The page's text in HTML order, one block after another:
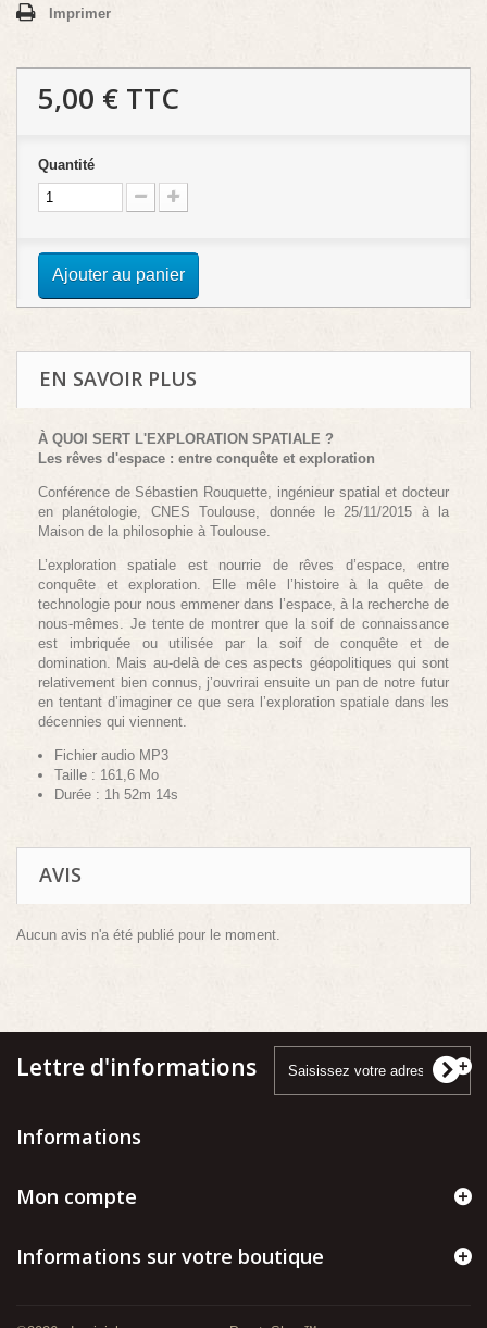
Imprimer
5,00 € TTC
Quantité
Ajouter au panier
EN SAVOIR PLUS
À QUOI SERT L'EXPLORATION SPATIALE ?
Les rêves d'espace : entre conquête et exploration
Conférence de Sébastien Rouquette, ingénieur spatial et docteur
en planétologie, CNES Toulouse, donnée le 25/11/2015 à la
Maison de la philosophie à Toulouse.
L’exploration spatiale est nourrie de rêves d’espace, entre
conquête et exploration. Elle mêle l’histoire à la quête de
technologie pour nous emmener dans l’espace, à la recherche de
nous-mêmes. Je tente de montrer que la soif de connaissance
est imbriquée ou utilisée par la soif de conquête et de
domination. Mais au-delà de ces aspects géopolitiques qui sont
relativement bien connus, j’ouvrirai ensuite un pan de notre futur
en tentant d’imaginer ce que sera l’exploration spatiale dans les
décennies qui viennent.
Fichier audio MP3
Taille : 161,6 Mo
Durée : 1h 52m 14s
AVIS
Aucun avis n'a été publié pour le moment.
Lettre d'informations
Informations
Mon compte
Informations sur votre boutique